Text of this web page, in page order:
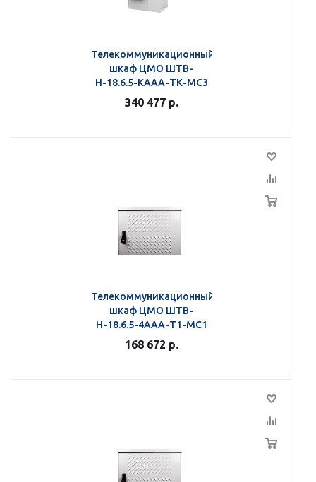
Телекоммуникационный
шкаф ЦМО ШТВ-
Н-18.6.5-КААА-ТК-МС3
340 477р.
Телекоммуникационный
шкаф ЦМО ШТВ-
Н-18.6.5-4ААА-Т1-МС1
168 672 р.